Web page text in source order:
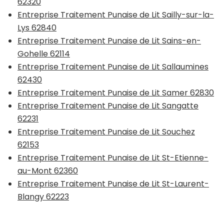
Entreprise Traitement Punaise de Lit Sailly-sur-la-
Lys 62840
Entreprise Traitement Punaise de Lit Sains-en-
Gohelle 62114
Entreprise Traitement Punaise de Lit Sallaumines
62430
Entreprise Traitement Punaise de Lit Samer 62830
Entreprise Traitement Punaise de Lit Sangatte
62231
Entreprise Traitement Punaise de Lit Souchez
62153
Entreprise Traitement Punaise de Lit St-Etienne-
au-Mont 62360
Entreprise Traitement Punaise de Lit St-Laurent-
Blangy 62223